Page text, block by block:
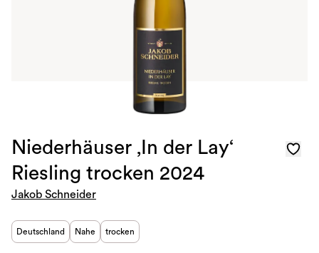
Niederhäuser ‚In der Lay‘
Riesling trocken 2024
Jakob Schneider
Deutschland Nahe trocken